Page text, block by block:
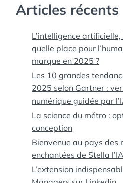
Articles récents
L’intelligence
quelle place pour
marque en 2025 ?
Les 10 grandes
2025 selon Gartner :
numérique guidée par
La science du métro :
conception
Bienvenue au pays des
enchantées de Stella
L’extension